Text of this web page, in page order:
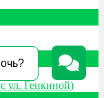
ул. Генкиной)